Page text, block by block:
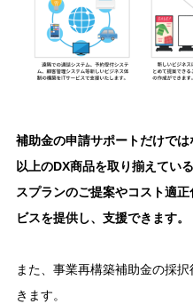
補助金の申請サポートだけで
以上のDX商品を取り揃えてい
スプランのご提案やコスト適
ビスを提供し、支援できます。
また、事業再構築補助金の採
きます。